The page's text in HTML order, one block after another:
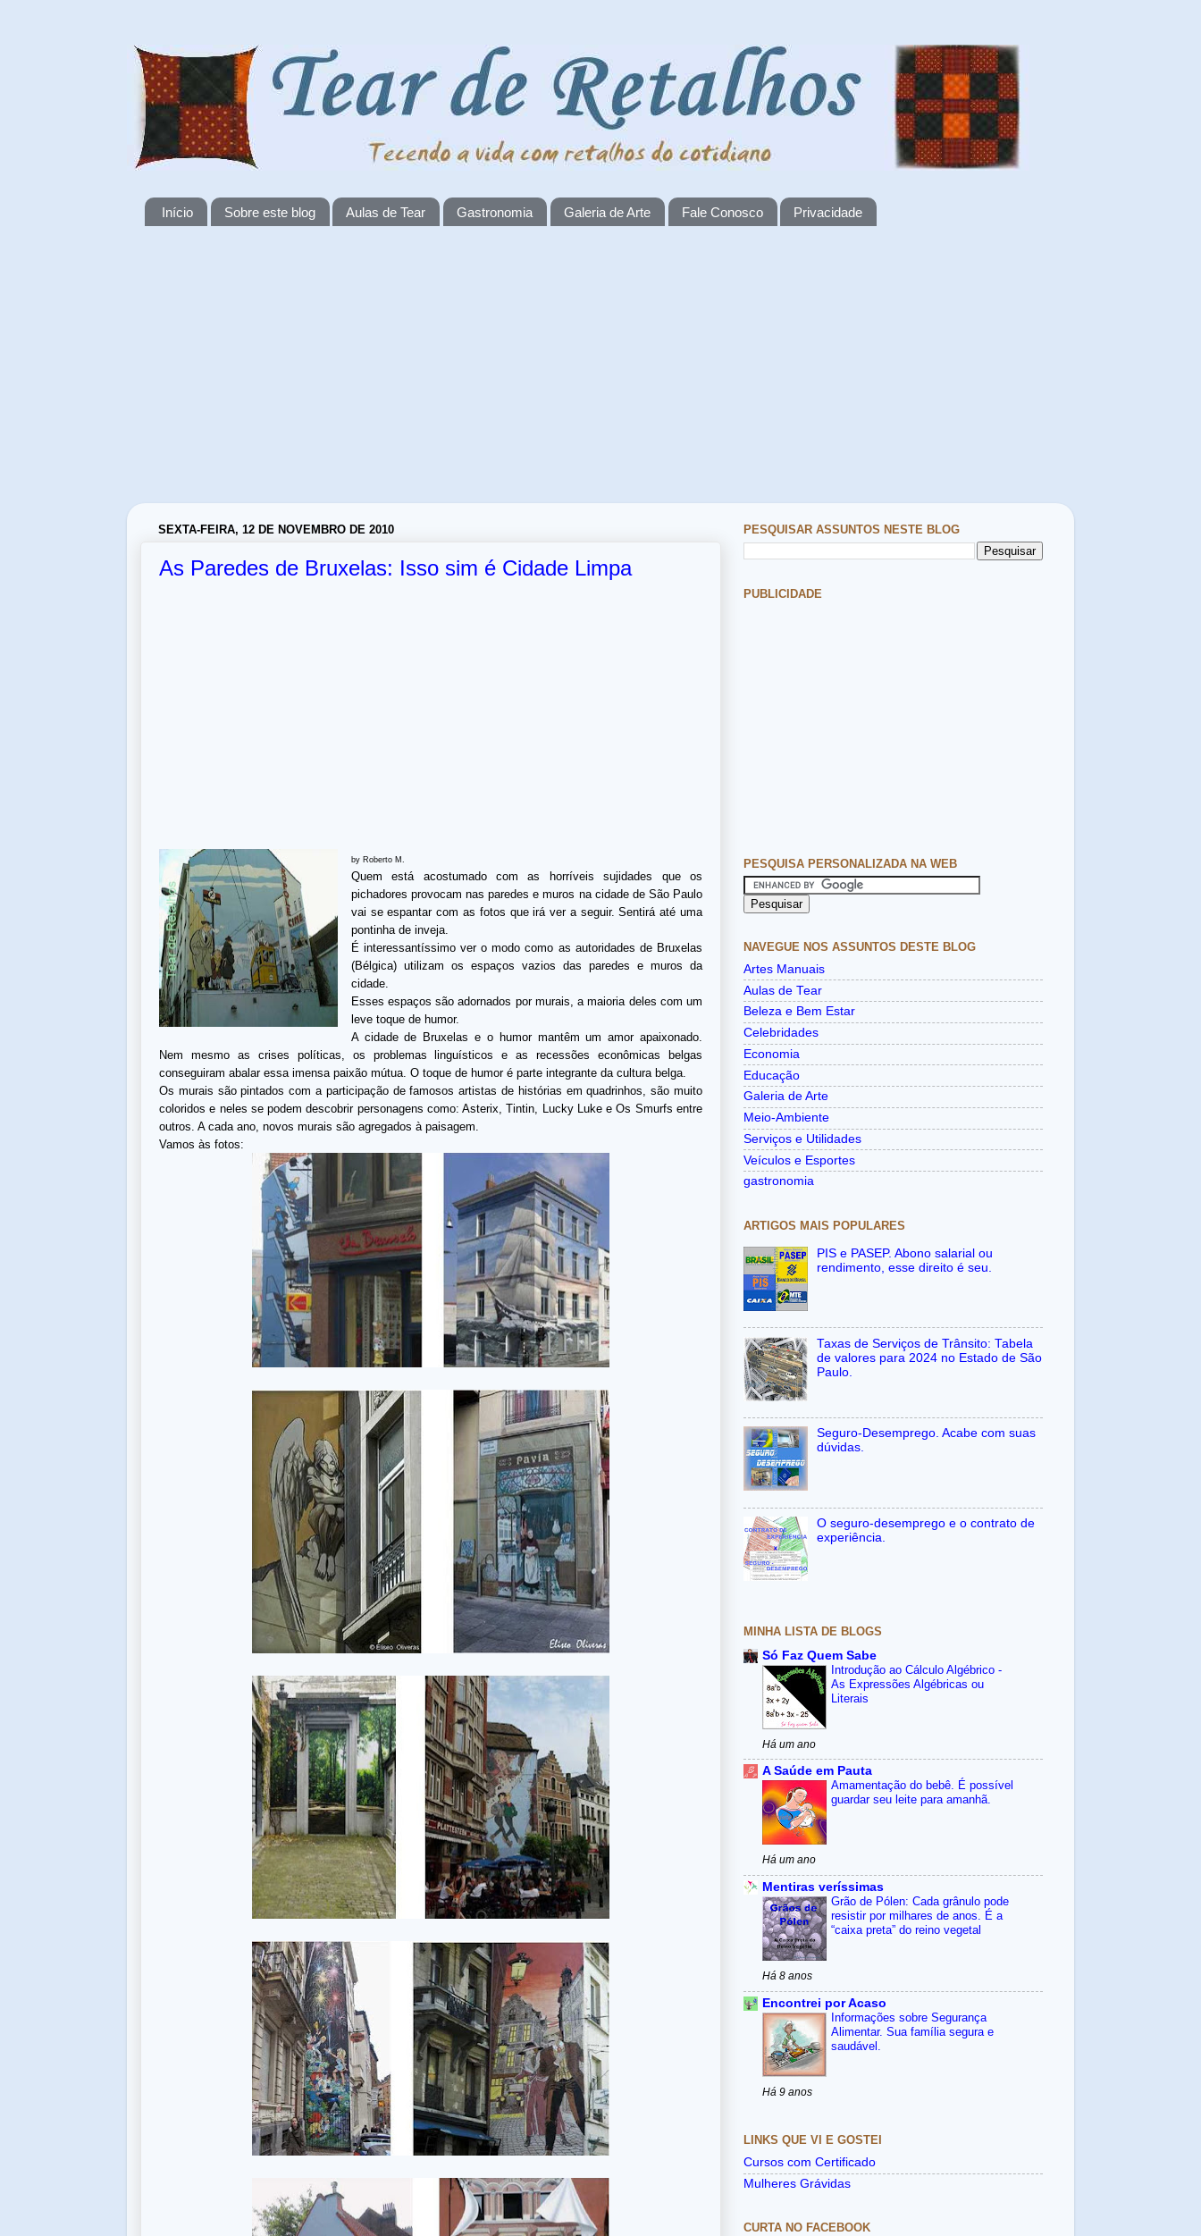
Início Sobre este blog Aulas de Tear Gastronomia Galeria de Arte Fale Conosco Privacidade
SEXTA-FEIRA, 12 DE NOVEMBRO DE 2010
As Paredes de Bruxelas: Isso sim é Cidade Limpa
by Roberto M.
Quem está acostumado com as horríveis sujidades que os
pichadores provocam nas paredes e muros na cidade de São Paulo
vai se espantar com as fotos que irá ver a seguir. Sentirá até uma
pontinha de inveja.
É interessantíssimo ver o modo como as autoridades de Bruxelas
(Bélgica) utilizam os espaços vazios das paredes e muros da
cidade.
Esses espaços são adornados por murais, a maioria deles com um
leve toque de humor.
A cidade de Bruxelas e o humor mantêm um amor apaixonado.
Nem mesmo as crises políticas, os problemas linguísticos e as recessões econômicas belgas
conseguiram abalar essa imensa paixão mútua. O toque de humor é parte integrante da cultura belga.
Os murais são pintados com a participação de famosos artistas de histórias em quadrinhos, são muito
coloridos e neles se podem descobrir personagens como: Asterix, Tintin, Lucky Luke e Os Smurfs entre
outros. A cada ano, novos murais são agregados à paisagem.
Vamos às fotos:
PESQUISAR ASSUNTOS NESTE BLOG
PUBLICIDADE
PESQUISA PERSONALIZADA NA WEB
NAVEGUE NOS ASSUNTOS DESTE BLOG
Artes Manuais
Aulas de Tear
Beleza e Bem Estar
Celebridades
Economia
Educação
Galeria de Arte
Meio-Ambiente
Serviços e Utilidades
Veículos e Esportes
gastronomia
ARTIGOS MAIS POPULARES
PIS e PASEP. Abono salarial ou
rendimento, esse direito é seu.
Taxas de Serviços de Trânsito: Tabela
de valores para 2024 no Estado de São
Paulo.
Seguro-Desemprego. Acabe com suas
dúvidas.
O seguro-desemprego e o contrato de
experiência.
MINHA LISTA DE BLOGS
Só Faz Quem Sabe
Introdução ao Cálculo Algébrico -
As Expressões Algébricas ou
Literais
Há um ano
A Saúde em Pauta
Amamentação do bebê. É possível
guardar seu leite para amanhã.
Há um ano
Mentiras veríssimas
Grão de Pólen: Cada grânulo pode
resistir por milhares de anos. É a
“caixa preta” do reino vegetal
Há 8 anos
Encontrei por Acaso
Informações sobre Segurança
Alimentar. Sua família segura e
saudável.
Há 9 anos
LINKS QUE VI E GOSTEI
Cursos com Certificado
Mulheres Grávidas
CURTA NO FACEBOOK